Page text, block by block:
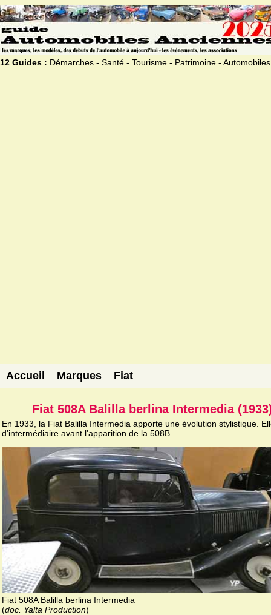
12 Guides : Démarches - Santé - Tourisme - Patrimoine - Automobiles
Accueil Marques Fiat
Fiat 508A Balilla berlina Intermedia
En 1933, la Fiat Balilla Intermedia apporte une évolution stylistique.
d'intermédiaire avant l'apparition de la 508B
Fiat 508A Balilla berlina Intermedia
(doc. Yalta Production)